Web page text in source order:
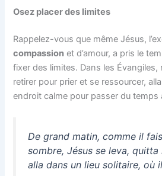
Osez placer des limites
Rappelez-vous que même Jésus,
compassion et d’amour, a pris le
fixer des limites. Dans les
retirer pour prier et se ressourcer,
endroit calme pour passer du temps
De grand matin, comme il
sombre, Jésus se leva, quitta
alla dans un lieu solitaire, où